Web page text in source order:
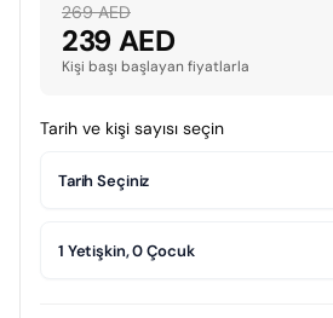
269 AED
239 AED
Kişi başı başlayan fiyatlarla
Tarih ve kişi sayısı seçin
Tarih Seçiniz
1 Yetişkin, 0 Çocuk